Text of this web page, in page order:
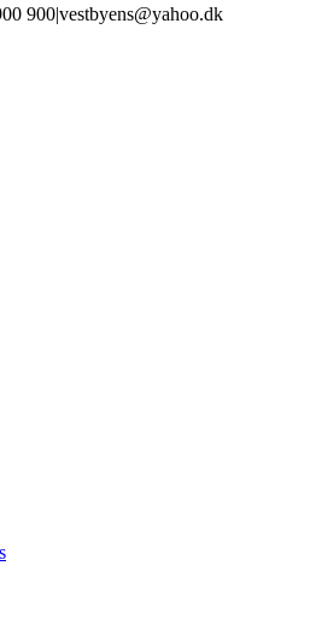
900|vestbyens@yahoo.dk